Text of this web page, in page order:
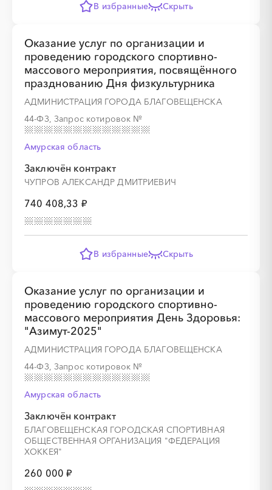
В избранные Скрыть
Оказание услуг по организации и
проведению городского спортивно-
массового мероприятия, посвящённого
празднованию Дня физкультурника
АДМИНИСТРАЦИЯ ГОРОДА БЛАГОВЕЩЕНСКА
44-ФЗ, Запрос котировок №
Амурская область
Заключён контракт
ЧУПРОВ АЛЕКСАНДР ДМИТРИЕВИЧ
740 408,33 ₽
В избранные Скрыть
Оказание услуг по организации и
проведению городского спортивно-
массового мероприятия День Здоровья:
"Азимут-2025"
АДМИНИСТРАЦИЯ ГОРОДА БЛАГОВЕЩЕНСКА
44-ФЗ, Запрос котировок №
Амурская область
Заключён контракт
БЛАГОВЕЩЕНСКАЯ ГОРОДСКАЯ СПОРТИВНАЯ
ОБЩЕСТВЕННАЯ ОРГАНИЗАЦИЯ "ФЕДЕРАЦИЯ
ХОККЕЯ"
260 000 ₽